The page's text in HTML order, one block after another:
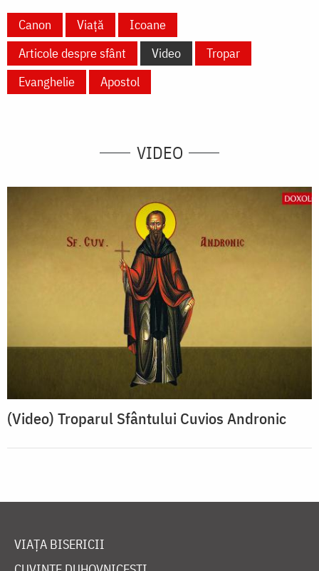
Canon Viață
Icoane
Articole despre sfânt
Video
Tropar
Evanghelie
Apostol
VIDEO
(Video) Troparul Sfântului Cuvios Andronic
VIAȚA BISERICII